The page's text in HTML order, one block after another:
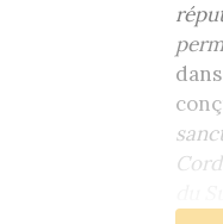
dans